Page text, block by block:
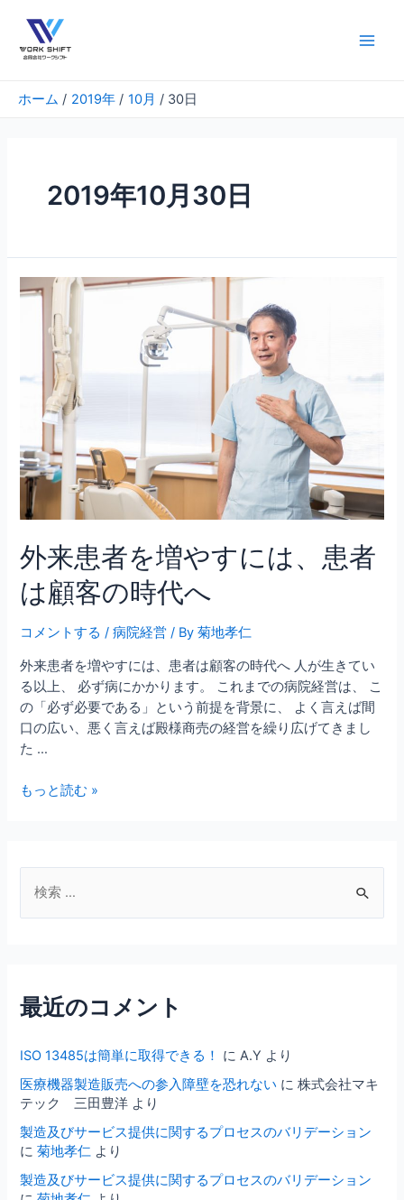
ホーム 2019年 10月 30日
2019年10月30日
外来患者を増やすには、患者
は顧客の時代へ
コメントする /病院経営 / By菊地孝仁
外来患者を増やすには、患者は顧客の時代へ 人が生きてい
る以上、 必ず病にかかります。 これまでの病院経営は、 こ
の「必ず必要である」という前提を背景に、 よく言えば間
口の広い、悪く言えば殿様商売の経営を繰り広げてきまし
た …
外
を
や
患
者
顧
客
の
時
代
へ
もっと読む »
最近のコメント
ISO 13485は簡単に取得できる！ にA.Y より
医療機器製造販売への参入障壁を恐れない に株式会社マキ
テック 三田豊洋 より
製造及びサービス提供に関するプロセスのバリデーション
に菊地孝仁 より
製造及びサービス提供に関するプロセスのバリデーション